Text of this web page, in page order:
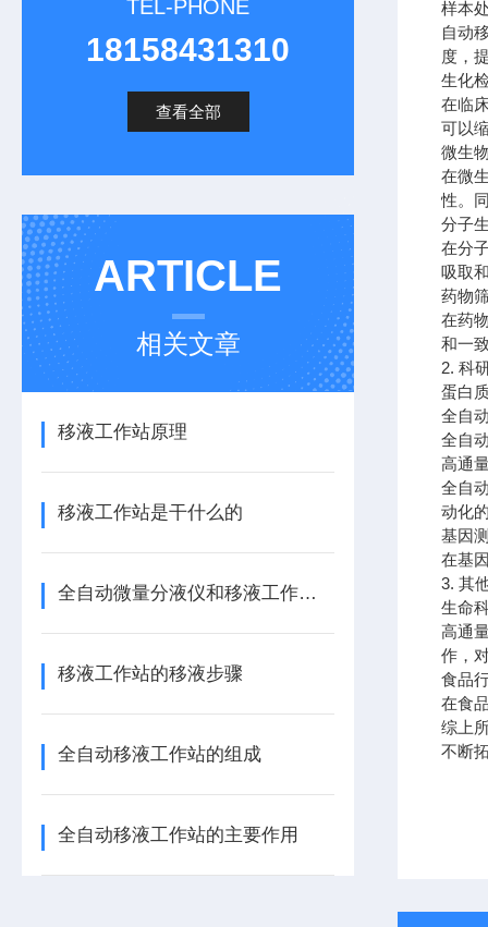
TEL-PHONE
18158431310
查看全部
ARTICLE
相关文章
移液工作站原理
移液工作站是干什么的
全自动微量分液仪和移液工作站的区别
移液工作站的移液步骤
全自动移液工作站的组成
全自动移液工作站的主要作用
样本
自动
度，
生化
在临
可以
微生
在微
性。
分子
在分
吸取
药物
在药
和一
2. 科
蛋白
全自
全自
高通
全自
动化
基因
在基
3. 其
生命
高通
作，
食品
在食
综上
不断